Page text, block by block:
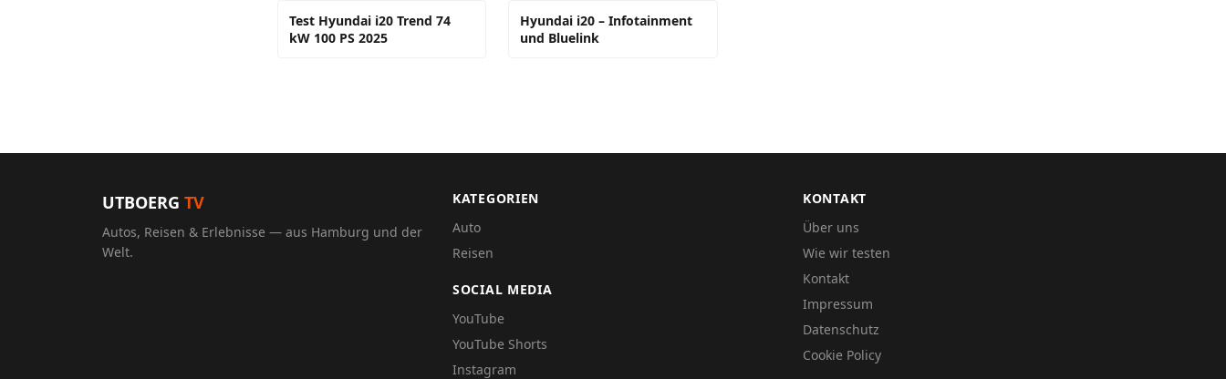
Test Hyundai i20 Trend 74
kW 100 PS 2025
Hyundai i20 – Infotainment
und Bluelink
UTBOERG TV
Autos, Reisen & Erlebnisse — aus Hamburg und der
Welt.
KATEGORIEN
Auto
Reisen
SOCIAL MEDIA
YouTube
YouTube Shorts
Instagram
KONTAKT
Über uns
Wie wir testen
Kontakt
Impressum
Datenschutz
Cookie Policy